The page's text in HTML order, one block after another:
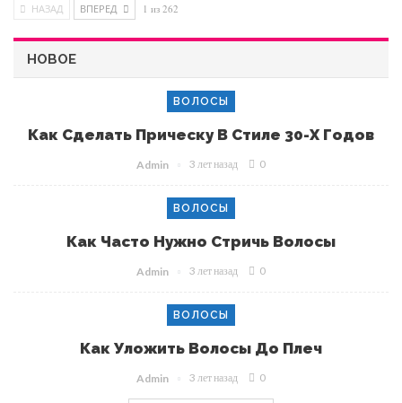
НАЗАД ВПЕРЕД 1 из 262
НОВОЕ
ВОЛОСЫ
Как Сделать Прическу В Стиле 30-Х Годов
Admin 3 лет назад 0
ВОЛОСЫ
Как Часто Нужно Стричь Волосы
Admin 3 лет назад 0
ВОЛОСЫ
Как Уложить Волосы До Плеч
Admin 3 лет назад 0